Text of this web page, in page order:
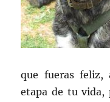
que fueras
etapa de tu vida,